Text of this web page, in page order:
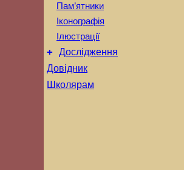
Пам’ятники
Іконографія
Ілюстрації
+ Дослідження
Довідник
Школярам